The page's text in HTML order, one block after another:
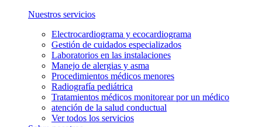
Nuestros servicios
Electrocardiograma y ecocardiograma
Gestión de cuidados especializados
Laboratorios en las instalaciones
Manejo de alergias y asma
Procedimientos médicos menores
Radiografía pediátrica
Tratamientos médicos monitorear por un médico
atención de la salud conductual
Ver todos los servicios